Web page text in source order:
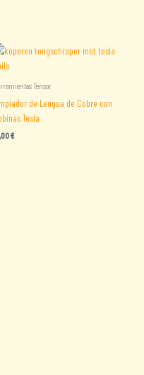
Tensor
de Lengua de Cobre con
Tesla
€